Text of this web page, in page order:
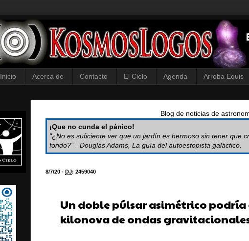
Inicio Acerca de Contacto El Cielo Agenda Arroba Equis
Blog de noticias de
¡Que no cunda el pánico!
"¿No es suficiente ver que un jardín es hermoso sin tener que
fondo?" - Douglas Adams, La guía del autoestopista galáctico.
8/7/20 - DJ: 2459040
Un doble púlsar asimétrico
kilonova de ondas